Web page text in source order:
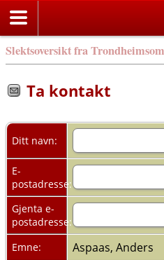
Slektsoversikt fra
Ta kontakt
Ditt navn:
E-
postadresse:
Gjenta e-
postadresse:
Emne:
Aspaas, Anders